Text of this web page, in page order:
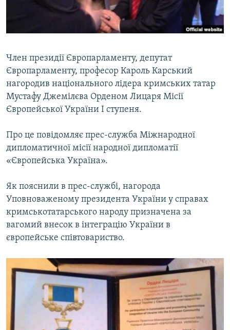
ВІДЕОУРОКИ «ELIFBE»
ІНФОГРАФІКА
Qırımtatar
ДОЛУЧАЙСЯ!
Усі сайти RFE/RL
Член президії Європарламенту, депутат
Європарламенту, професор Кароль Карський
нагородив національного лідера кримських татар
Мустафу Джемілєва Орденом Лицаря Місії
Європейської України I ступеня.
Про це повідомляє прес-служба Міжнародної
дипломатичної місії народної дипломатії
«Європейська Україна».
Як пояснили в прес-службі, нагорода
Уповноваженому президента України у справах
кримськотатарського народу призначена за
вагомий внесок в інтеграцію України в
європейське співтовариство.